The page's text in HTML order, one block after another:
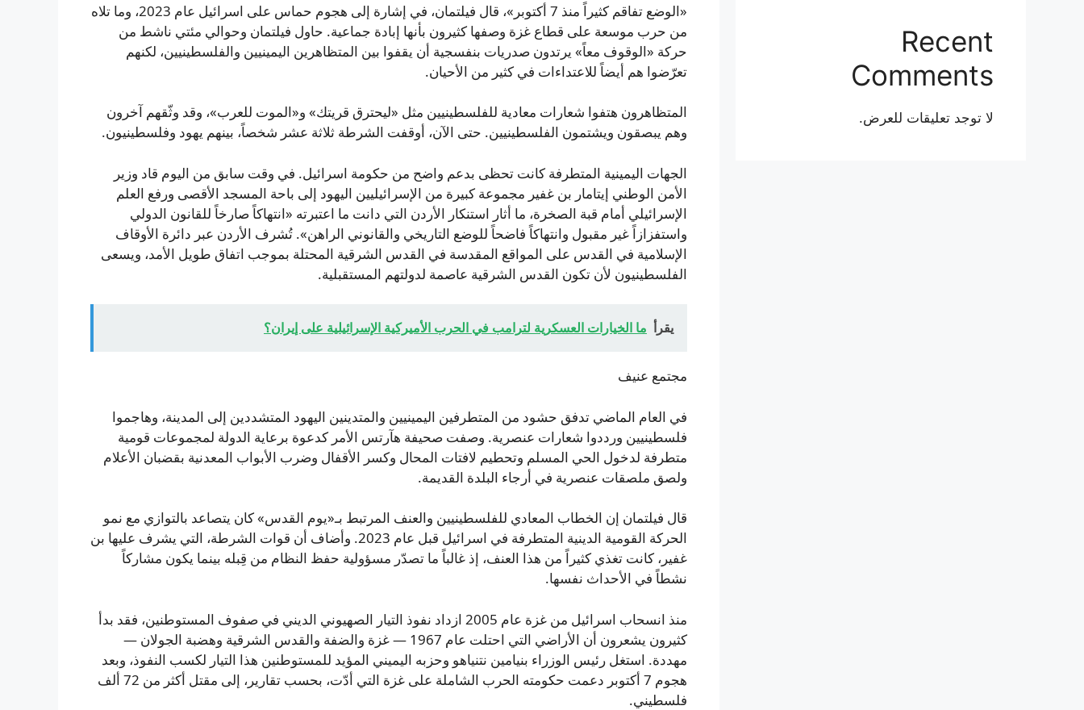
«الوضع تفاقم كثيراً منذ 7 أكتوبر»، قال فيلتمان، في إشارة إلى هجوم حماس على اسرائيل عام 2023، وما تلاه
من حرب موسعة على قطاع غزة وصفها كثيرون بأنها إبادة جماعية. حاول فيلتمان وحوالي مئتي ناشط من
حركة «الوقوف معاً» يرتدون صدريات بنفسجية أن يقفوا بين المتظاهرين اليمينيين والفلسطينيين، لكنهم
تعرّضوا هم أيضاً للاعتداءات في كثير من الأحيان.
المتظاهرون هتفوا شعارات معادية للفلسطينيين مثل «ليحترق قريتك» و«الموت للعرب»، وقد وثّقهم آخرون
وهم يبصقون ويشتمون الفلسطينيين. حتى الآن، أوقفت الشرطة ثلاثة عشر شخصاً، بينهم يهود وفلسطينيون.
الجهات اليمينية المتطرفة كانت تحظى بدعم واضح من حكومة اسرائيل. في وقت سابق من اليوم قاد وزير
الأمن الوطني إيتامار بن غفير مجموعة كبيرة من الإسرائيليين اليهود إلى باحة المسجد الأقصى ورفع العلم
الإسرائيلي أمام قبة الصخرة، ما أثار استنكار الأردن التي دانت ما اعتبرته «انتهاكاً صارخاً للقانون الدولي
واستفزازاً غير مقبول وانتهاكاً فاضحاً للوضع التاريخي والقانوني الراهن». تُشرف الأردن عبر دائرة الأوقاف
الإسلامية في القدس على المواقع المقدسة في القدس الشرقية المحتلة بموجب اتفاق طويل الأمد، ويسعى
الفلسطينيون لأن تكون القدس الشرقية عاصمة لدولتهم المستقبلية.
يقرأ ما الخيارات العسكرية لترامب في الحرب الأميركية الإسرائيلية على إيران؟
مجتمع عنيف
في العام الماضي تدفق حشود من المتطرفين اليمينيين والمتدينين اليهود المتشددين إلى المدينة، وهاجموا
فلسطينيين ورددوا شعارات عنصرية. وصفت صحيفة هآرتس الأمر كدعوة برعاية الدولة لمجموعات قومية
متطرفة لدخول الحي المسلم وتحطيم لافتات المحال وكسر الأقفال وضرب الأبواب المعدنية بقضبان الأعلام
ولصق ملصقات عنصرية في أرجاء البلدة القديمة.
قال فيلتمان إن الخطاب المعادي للفلسطينيين والعنف المرتبط بـ«يوم القدس» كان يتصاعد بالتوازي مع نمو
الحركة القومية الدينية المتطرفة في اسرائيل قبل عام 2023. وأضاف أن قوات الشرطة، التي يشرف عليها بن
غفير، كانت تغذي كثيراً من هذا العنف، إذ غالباً ما تصدّر مسؤولية حفظ النظام من قِبله بينما يكون مشاركاً
نشطاً في الأحداث نفسها.
منذ انسحاب اسرائيل من غزة عام 2005 ازداد نفوذ التيار الصهيوني الديني في صفوف المستوطنين، فقد بدأ
كثيرون يشعرون أن الأراضي التي احتلت عام 1967 — غزة والضفة والقدس الشرقية وهضبة الجولان —
مهددة. استغل رئيس الوزراء بنيامين نتنياهو وحزبه اليميني المؤيد للمستوطنين هذا التيار لكسب النفوذ، وبعد
هجوم 7 أكتوبر دعمت حكومته الحرب الشاملة على غزة التي أدّت، بحسب تقارير، إلى مقتل أكثر من 72 ألف
فلسطيني.
Recent
Comments
لا توجد تعليقات للعرض.